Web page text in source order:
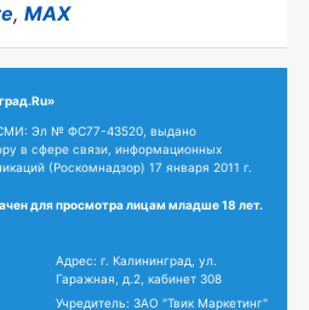
, MAX
СМИ: Эл № ФС77-43520, выдано
в сфере связи, информационных
(Роскомнадзор) 17 января 2011 г.
для просмотра лицам младше 18 лет.
Адрес: г. Калининград, ул.
Гаражная, д.2, кабинет 308
Учредитель: ЗАО "Твик Маркетинг"